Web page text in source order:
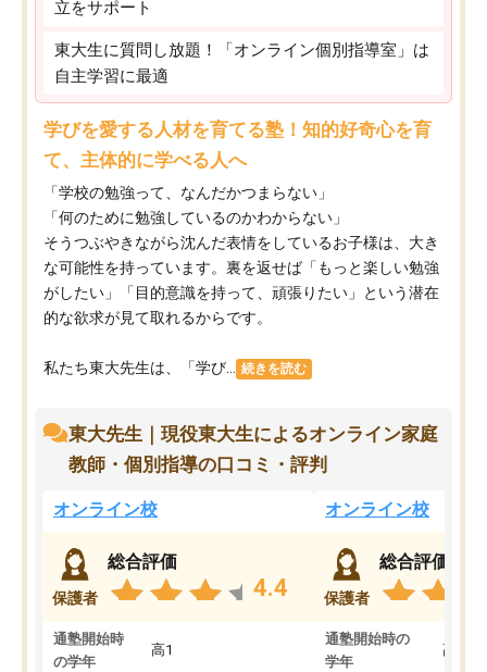
立をサポート
東大生に質問し放題！「オンライン個別指導室」は
自主学習に最適
学びを愛する人材を育てる塾！知的好奇心を育
て、主体的に学べる人へ
「学校の勉強って、なんだかつまらない」
「何のために勉強しているのかわからない」
そうつぶやきながら沈んだ表情をしているお子様は、大き
な可能性を持っています。裏を返せば「もっと楽しい勉強
がしたい」「目的意識を持って、頑張りたい」という潜在
的な欲求が見て取れるからです。
私たち東大先生は、「学び... 続きを読む
東大先生｜現役東大生によるオンライン家庭
教師・個別指導の口コミ・評判
オンライン校
保護者
総合評価
4.4
通塾開始時
の学年
高1
オンライン校
保護者
総合評価
通塾開始時の
学年
高3